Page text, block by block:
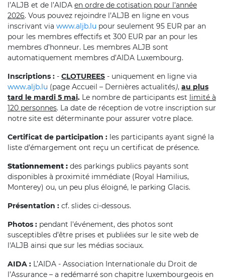
l’ALJB et de l’AIDA en ordre de cotisation pour l'année
2026. Vous pouvez rejoindre l’ALJB en ligne en vous
inscrivant via www.aljb.lu pour seulement 95 EUR par an
pour les membres effectifs et 300 EUR par an pour les
membres d’honneur. Les membres ALJB sont
automatiquement membres d’AIDA Luxembourg.
Inscriptions : - CLOTUREES - uniquement en ligne via
www.aljb.lu (page Accueil – Dernières actualités), au plus
tard le mardi 5 mai. Le nombre de participants est limité à
120 personnes. La date de réception de votre inscription sur
notre site est déterminante pour assurer votre place.
Certificat de participation : les participants ayant signé la
liste d’émargement ont reçu un certificat de présence.
Stationnement : des parkings publics payants sont
disponibles à proximité immédiate (Royal Hamilius,
Monterey) ou, un peu plus éloigné, le parking Glacis.
Présentation : cf. slides ci-dessous.
Photos : pendant l'événement, des photos sont
susceptibles d’être prises et publiées sur le site web de
l'ALJB ainsi que sur les médias sociaux.
AIDA : L’AIDA - Association Internationale du Droit de
l’Assurance – a redémarré son chapitre luxembourgeois en